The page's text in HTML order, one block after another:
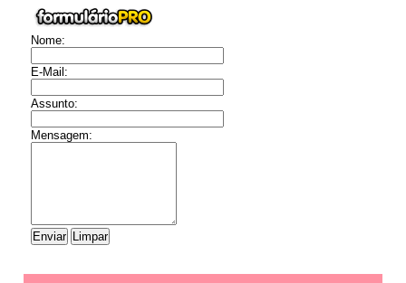
Nome:
E-Mail:
Assunto:
Mensagem: